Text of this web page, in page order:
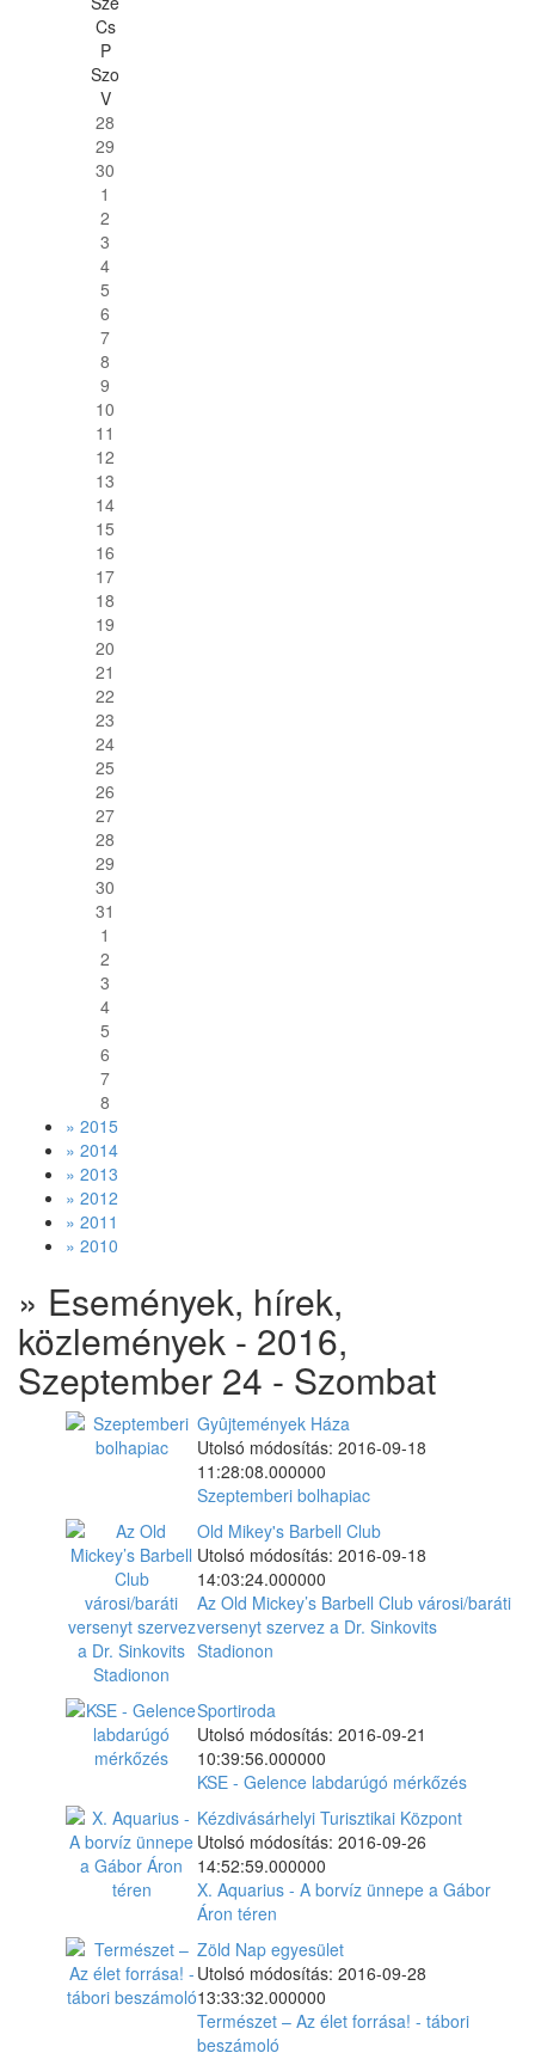
Cs
P
Szo
V
28
29
30
1
2
3
4
5
6
7
8
9
10
11
12
13
14
15
16
17
18
19
20
21
22
23
24
25
26
27
28
29
30
31
1
2
3
4
5
6
7
8
» 2015
» 2014
» 2013
» 2012
» 2011
» 2010
» Események, hírek,
közlemények - 2016,
Szeptember 24 - Szombat
Gyûjtemények Háza
Utolsó módosítás: 2016-09-18
11:28:08.000000
Szeptemberi bolhapiac
Old Mikey's Barbell Club
Utolsó módosítás: 2016-09-18
14:03:24.000000
Az Old Mickey’s Barbell Club városi/baráti
versenyt szervez a Dr. Sinkovits
Stadionon
Sportiroda
Utolsó módosítás: 2016-09-21
10:39:56.000000
KSE - Gelence labdarúgó mérkőzés
Kézdivásárhelyi Turisztikai Központ
Utolsó módosítás: 2016-09-26
14:52:59.000000
X. Aquarius - A borvíz ünnepe a Gábor
Áron téren
Zöld Nap egyesület
Utolsó módosítás: 2016-09-28
13:33:32.000000
Természet – Az élet forrása! - tábori
beszámoló